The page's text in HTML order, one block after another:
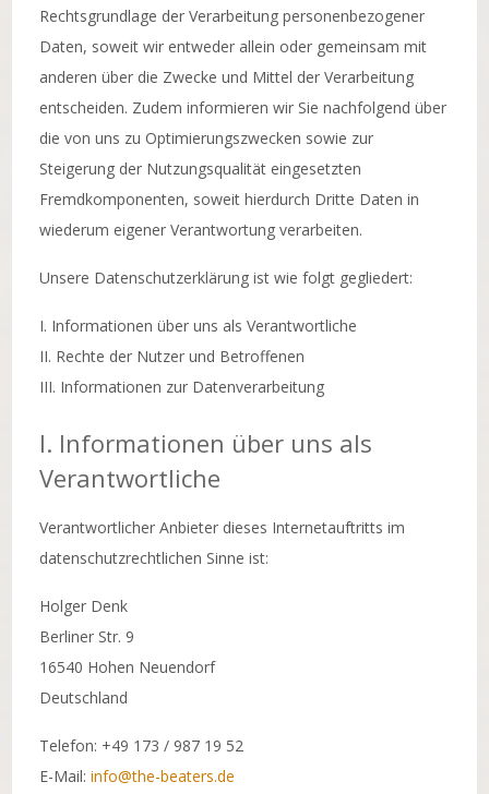
Rechtsgrundlage der Verarbeitung personenbezogener
Daten, soweit wir entweder allein oder gemeinsam mit
anderen über die Zwecke und Mittel der Verarbeitung
entscheiden. Zudem informieren wir Sie nachfolgend über
die von uns zu Optimierungszwecken sowie zur
Steigerung der Nutzungsqualität eingesetzten
Fremdkomponenten, soweit hierdurch Dritte Daten in
wiederum eigener Verantwortung verarbeiten.
Unsere Datenschutzerklärung ist wie folgt gegliedert:
I. Informationen über uns als Verantwortliche
II. Rechte der Nutzer und Betroffenen
III. Informationen zur Datenverarbeitung
I. Informationen über uns als
Verantwortliche
Verantwortlicher Anbieter dieses Internetauftritts im
datenschutzrechtlichen Sinne ist:
Holger Denk
Berliner Str. 9
16540 Hohen Neuendorf
Deutschland
Telefon: +49 173 / 987 19 52
E-Mail:info@the-beaters.de